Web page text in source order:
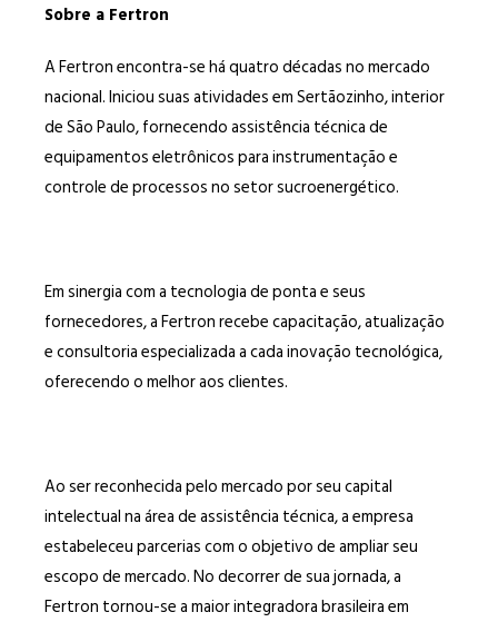
Sobre a Fertron
A Fertron encontra-se há quatro décadas no mercado
nacional. Iniciou suas atividades em Sertãozinho, interior
de São Paulo, fornecendo assistência técnica de
equipamentos eletrônicos para instrumentação e
controle de processos no setor sucroenergético.
Em sinergia com a tecnologia de ponta e seus
fornecedores, a Fertron recebe capacitação, atualização
e consultoria especializada a cada inovação tecnológica,
oferecendo o melhor aos clientes.
Ao ser reconhecida pelo mercado por seu capital
intelectual na área de assistência técnica, a empresa
estabeleceu parcerias com o objetivo de ampliar seu
escopo de mercado. No decorrer de sua jornada, a
Fertron tornou-se a maior integradora brasileira em